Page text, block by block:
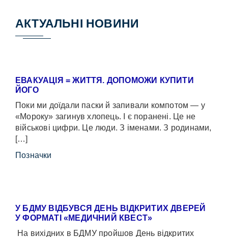
АКТУАЛЬНІ НОВИНИ
ЕВАКУАЦІЯ = ЖИТТЯ. ДОПОМОЖИ КУПИТИ
ЙОГО
Поки ми доїдали паски й запивали компотом — у
«Мороку» загинув хлопець. І є поранені. Це не
військові цифри. Це люди. З іменами. З родинами,
[…]
Позначки
У БДМУ ВІДБУВСЯ ДЕНЬ ВІДКРИТИХ ДВЕРЕЙ
У ФОРМАТІ «МЕДИЧНИЙ КВЕСТ»
На вихідних в БДМУ пройшов День відкритих